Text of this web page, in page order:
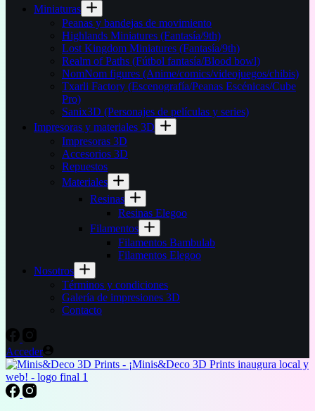
Miniaturas
Peanas y bandejas de movimiento
Highlands Miniatures (Fantasía/9th)
Lost Kingdom Miniatures (Fantasía/9th)
Realm of Paths (Fútbol fantasía/Blood bowl)
NomNom figures (Anime/comics/videojuegos/chibis)
Txarli Factory (Escenografía/Peanas Escénicas/Cube
Pro)
Sanix3D (Personajes de películas y series)
Impresoras y materiales 3D
Impresoras 3D
Accesorios 3D
Repuestos
Materiales
Resinas
Resinas Elegoo
Filamentos
Filamentos Bambulab
Filamentos Elegoo
Nosotros
Términos y condiciones
Galería de impresiones 3D
Contacto
Acceder